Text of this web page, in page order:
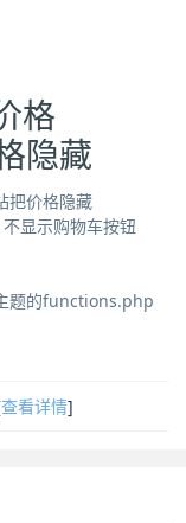
格
隐藏
把价格隐藏
显示购物车按钮
题的functions.php
查看详情]